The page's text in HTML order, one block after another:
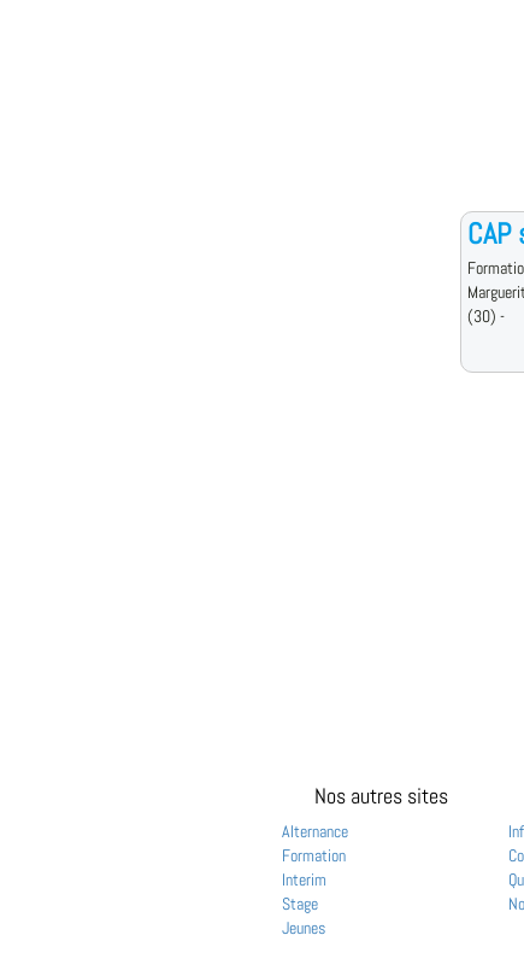
(30) -
Nos autres sites
Alternance
Formation
Interim
Stage
Jeunes